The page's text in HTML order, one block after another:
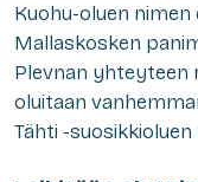
Kuohu-oluen
Mallaskosken
Plevnan yhteyteen
oluitaan
Tähti -suosikkioluen